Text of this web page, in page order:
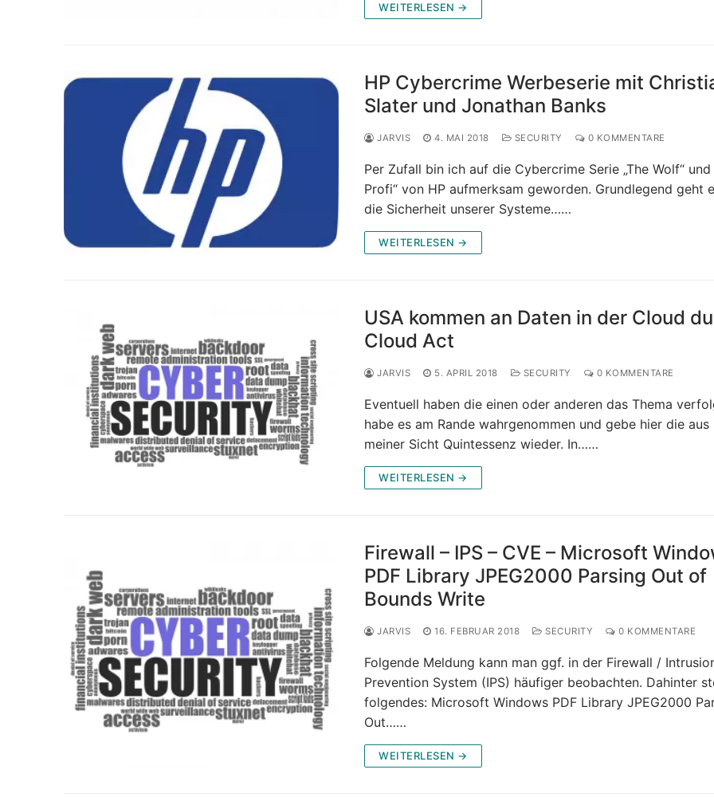
WEITERLESEN →
HP Cybercrime Werbeserie mit
Slater und Jonathan Banks
JARVIS 4. MAI 2018 SECURITY 0 KOMMENTARE
Per Zufall bin ich auf die Cybercrime Serie „The Wolf“ und
Profi“ von HP aufmerksam geworden. Grundlegend geht
die Sicherheit unserer Systeme……
WEITERLESEN →
USA kommen an Daten in der Cloud
Cloud Act
JARVIS 5. APRIL 2018 SECURITY 0 KOMMENTARE
Eventuell haben die einen oder anderen das Thema
habe es am Rande wahrgenommen und gebe hier die aus
meiner Sicht Quintessenz wieder. In……
WEITERLESEN →
Firewall – IPS – CVE – Microsoft
PDF Library JPEG2000 Parsing Out of
Bounds Write
JARVIS 16. FEBRUAR 2018 SECURITY 0 KOMMENTARE
Folgende Meldung kann man ggf. in der Firewall /
Prevention System (IPS) häufiger beobachten. Dahinter
folgendes: Microsoft Windows PDF Library JPEG2000
Out……
WEITERLESEN →